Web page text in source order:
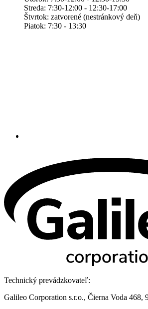
Streda: 7:30-12:00 - 12:30-17:00
Štvrtok: zatvorené (nestránkový deň)
Piatok: 7:30 - 13:30
Technický prevádzkovateľ:
Galileo Corporation s.r.o., Čierna Voda 468,